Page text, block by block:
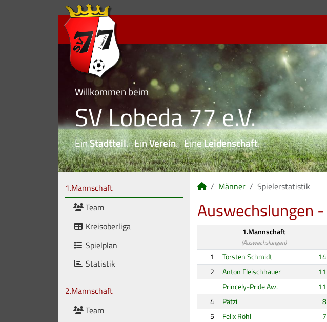
Willkommen beim
SV Lobeda 77 e.V.
EinStadtteil. EinVerein. EineLeidenschaft.
1.Mannschaft
Team
Kreisoberliga
Spielplan
Statistik
2.Mannschaft
Team
Männer Spielerstatistik
Auswechslungen -
1.Mannschaft
(Auswechslungen)
1 Torsten Schmidt
14
2
Anton Fleischhauer
11
Princely-Pride Aw.
11
4
Pätzi
8
5
Felix Röhl
7